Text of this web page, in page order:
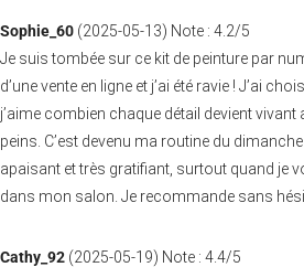
Sophie_60 (2025-05-13) Note : 4.2/5
Je suis tombée sur ce kit de peinture par
d’une vente en ligne et j’ai été ravie ! J’ai
j’aime combien chaque détail devient vivant
peins. C’est devenu ma routine du
apaisant et très gratifiant, surtout quand je
dans mon salon. Je recommande sans
Cathy_92 (2025-05-19) Note : 4.4/5